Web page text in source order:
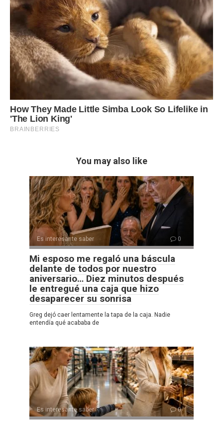
You may also like
Es interesante saber 0
Mi esposo me regaló una báscula
delante de todos por nuestro
aniversario… Diez minutos después
le entregué una caja que hizo
desaparecer su sonrisa
Greg dejó caer lentamente la tapa de la caja. Nadie
entendía qué acababa de
Es interesante saber 0